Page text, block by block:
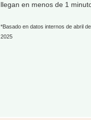
llegan en menos de 1
*Basado en datos internos de abril de
2025